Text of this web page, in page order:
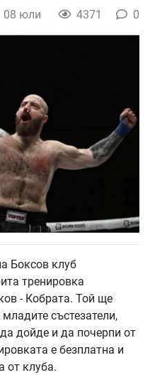
08 юли 4371 0
Боксов клуб
тренировка
- Кобрата. Той ще
състезатели,
дойде и да почерпи от
е безплатна и
от клуба.